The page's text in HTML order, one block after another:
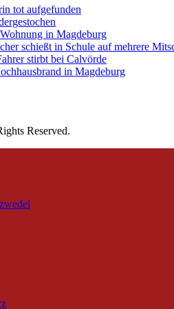
tot aufgefunden
in Magdeburg
schießt in Schule auf mehrere
stirbt bei Calvörde
in Magdeburg
Reserved.